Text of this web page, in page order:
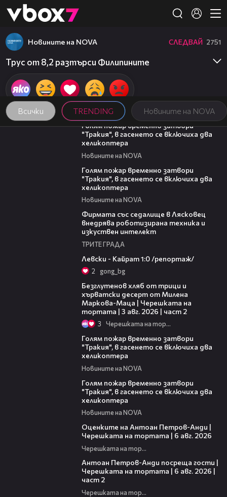
👾
Всички TRENDING Новините на NOVA
Новините на NOVA СЛЕДВАЙ 2751
Трус от 8,2 разтърси Филипините
03:06
Голям пожар временно затвори
"Тракия", в гасенето се включиха два
хеликоптера
Новините на NOVA
Голям пожар временно затвори
"Тракия", в гасенето се включиха два
хеликоптера
Новините на NOVA
Фирмата със седалище в Лясковец
внедрява роботизирана техника и
изкуствен интелект
ТРИТЕ ГРАДА
Левски - Кайрат 1:0 /репортаж/
2 gong_bg
Безглутенов хляб от трици и
хърватски десерт от Милена
Маркова-Маца | Черешката на
тортата | 3 авг. 2026 | част 2
3 Черешката на тортата
Голям пожар временно затвори
"Тракия", в гасенето се включиха два
хеликоптера
Новините на NOVA
Голям пожар временно затвори
"Тракия", в гасенето се включиха два
хеликоптера
Новините на NOVA
Оценките на Антоан Петров-Анди |
Черешката на тортата | 6 авг. 2026
Черешката на тортата
Антоан Петров-Анди посреща гости |
Черешката на тортата | 6 авг. 2026 |
част 2
Черешката на тортата